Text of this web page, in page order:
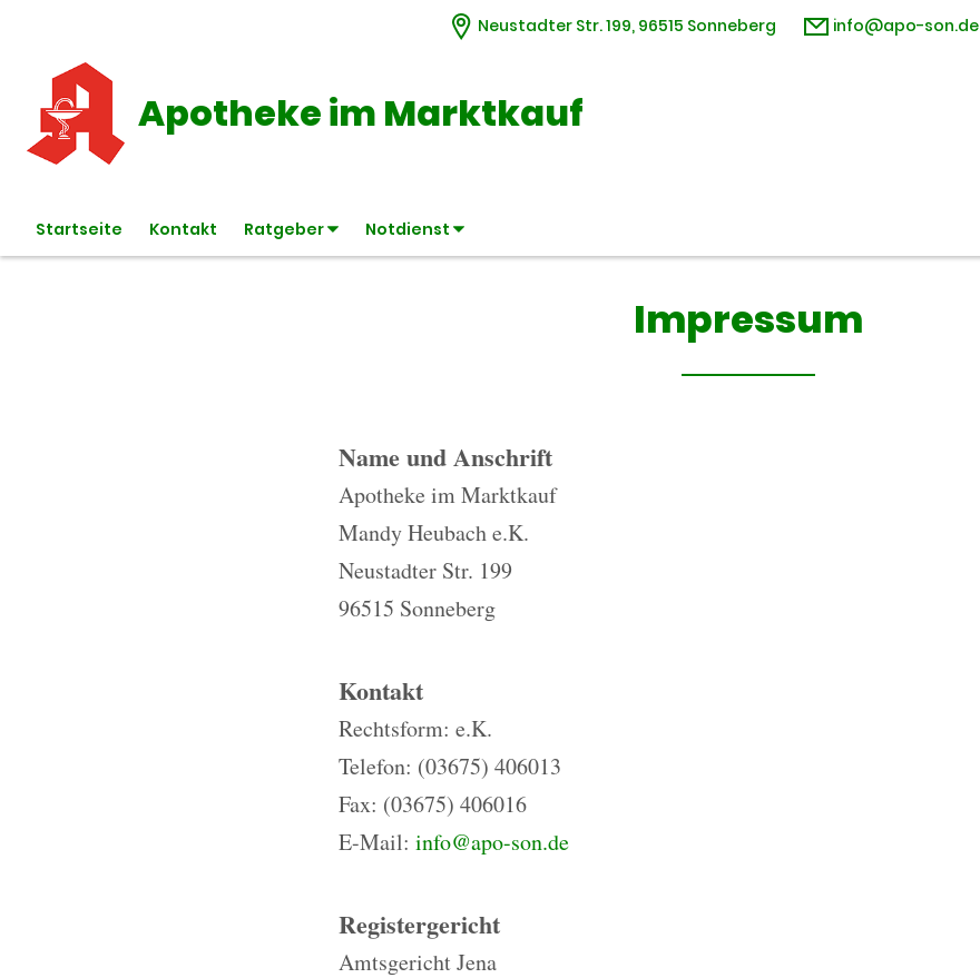
Neustadter Str. 199, 96515 Sonneberg info@apo-son.de
Apotheke im Marktkauf
Startseite Kontakt Ratgeber Notdienst
Impressum
Name und Anschrift
Apotheke im Marktkauf
Mandy Heubach e.K.
Neustadter Str. 199
96515 Sonneberg
Kontakt
Rechtsform: e.K.
Telefon: (03675) 406013
Fax: (03675) 406016
E-Mail: info@apo-son.de
Registergericht
Amtsgericht Jena